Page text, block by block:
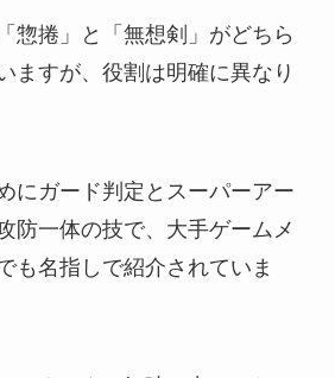
惣捲」と「無想剣」がどちら
ますが、役割は明確に異なり
にガード判定とスーパーアー
防一体の技で、大手ゲームメ
も名指しで紹介されていま